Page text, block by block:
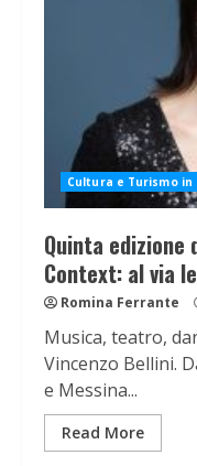
Cultura e Turismo in
Quinta
Context: al via
Romina Ferrante
Musica, teatro,
Vincenzo Bellini.
e Messina...
Read More